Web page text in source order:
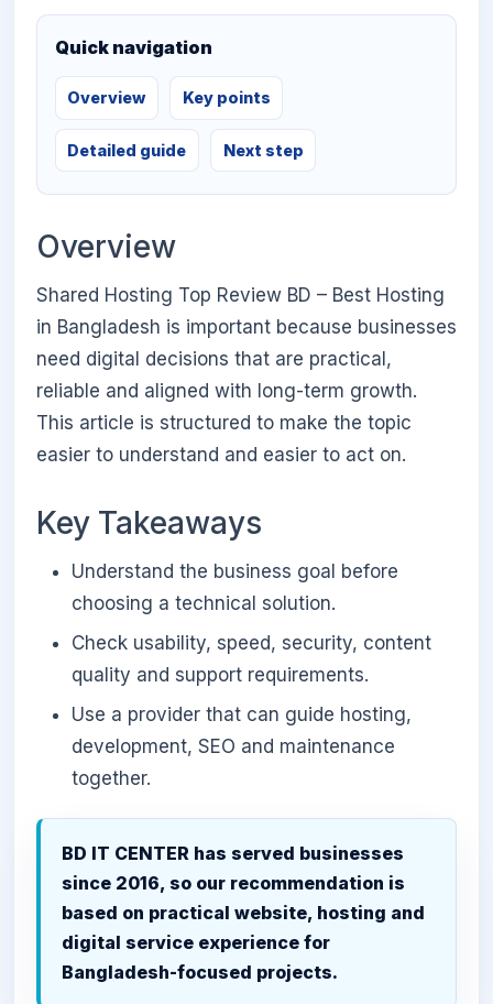
Quick navigation
Overview Key points
Detailed guide Next step
Overview
Shared Hosting Top Review BD – Best Hosting
in Bangladesh is important because businesses
need digital decisions that are practical,
reliable and aligned with long-term growth.
This article is structured to make the topic
easier to understand and easier to act on.
Key Takeaways
Understand the business goal before
choosing a technical solution.
Check usability, speed, security, content
quality and support requirements.
Use a provider that can guide hosting,
development, SEO and maintenance
together.
BD IT CENTER has served businesses
since 2016, so our recommendation is
based on practical website, hosting and
digital service experience for
Bangladesh-focused projects.